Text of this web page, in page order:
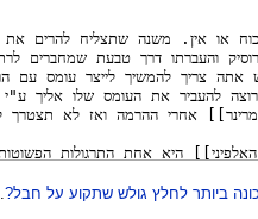
ביותר לחלץ גולש שתקוע על חבל?.